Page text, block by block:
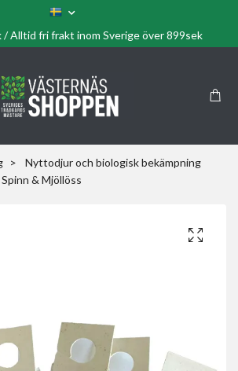
/ Alltid fri frakt inom Sverige över 899sek
Nyttodjur och biologisk bekämpning
& Mjöllöss